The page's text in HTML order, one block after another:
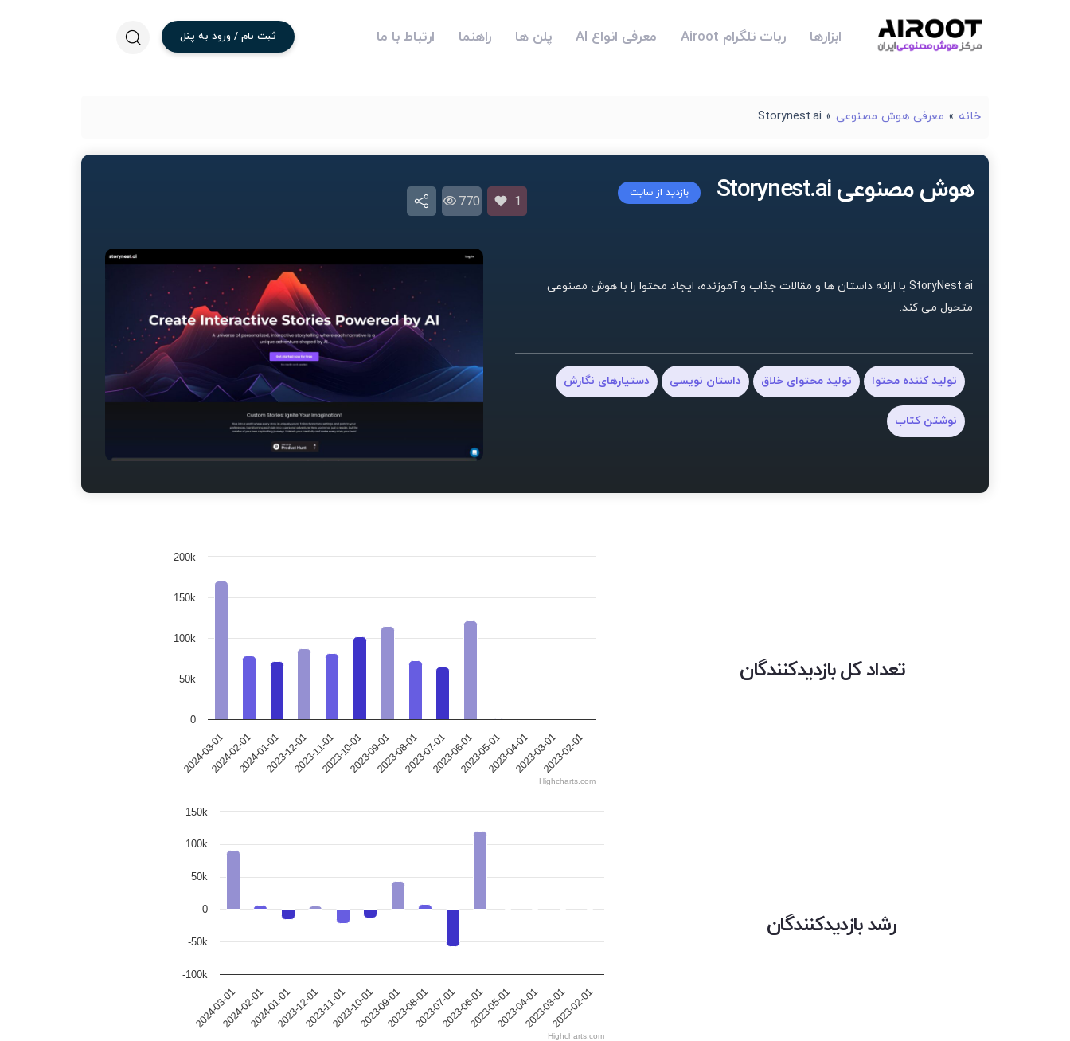
ابزارها ربات تلگرام Airoot معرفی انواع AI پلن ها راهنما ارتباط با ما ثبت نام / ورود به پنل
خانه » معرفی هوش مصنوعی »
Storynest.ai
هوش مصنوعی Storynest.ai بازدید از سایت
1
770
StoryNest.ai با ارائه داستان ها و مقالات جذاب و آموزنده، ایجاد محتوا را با هوش مصنوعی
متحول می کند.
تولید کننده محتوا تولید محتوای خلاق داستان نویسی دستیارهای نگارش
نوشتن کتاب
تعداد کل بازدیدکنندگان
2024-03-012024-02-012024-01-012023-12-012023-11-012023-10-012023-09-012023-08-012023-07-012023-06-012023-05-012023-04-012023-03-012023-02-01
0
50k
100k
150k
200k
Highcharts.com
رشد بازدیدکنندگان
2024-03-012024-02-012024-01-012023-12-012023-11-012023-10-012023-09-012023-08-012023-07-012023-06-012023-05-012023-04-012023-03-012023-02-01
-100k
-50k
0
50k
100k
150k
Highcharts.com